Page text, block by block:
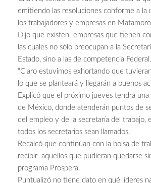
emitiendo las resoluciones conforme a la
los trabajadores y empresas en
Dijo que existen empresas que tienen
las cuales no sólo preocupan a la
Estado, sino a las de competencia Federal.
“Claro estuvimos exhortando que
lo que se planteará y llegarán a buenos
Explicó que el próximo jueves tendrá una
de México, donde atenderán puntos de
del empleo y de la secretaría del trabajo,
todos los secretarios sean llamados.
Recalcó que continúan con la bolsa de
recibir aquellos que pudieran quedarse
programa Prospera.
Puntualizó no tiene dato en qué líderes